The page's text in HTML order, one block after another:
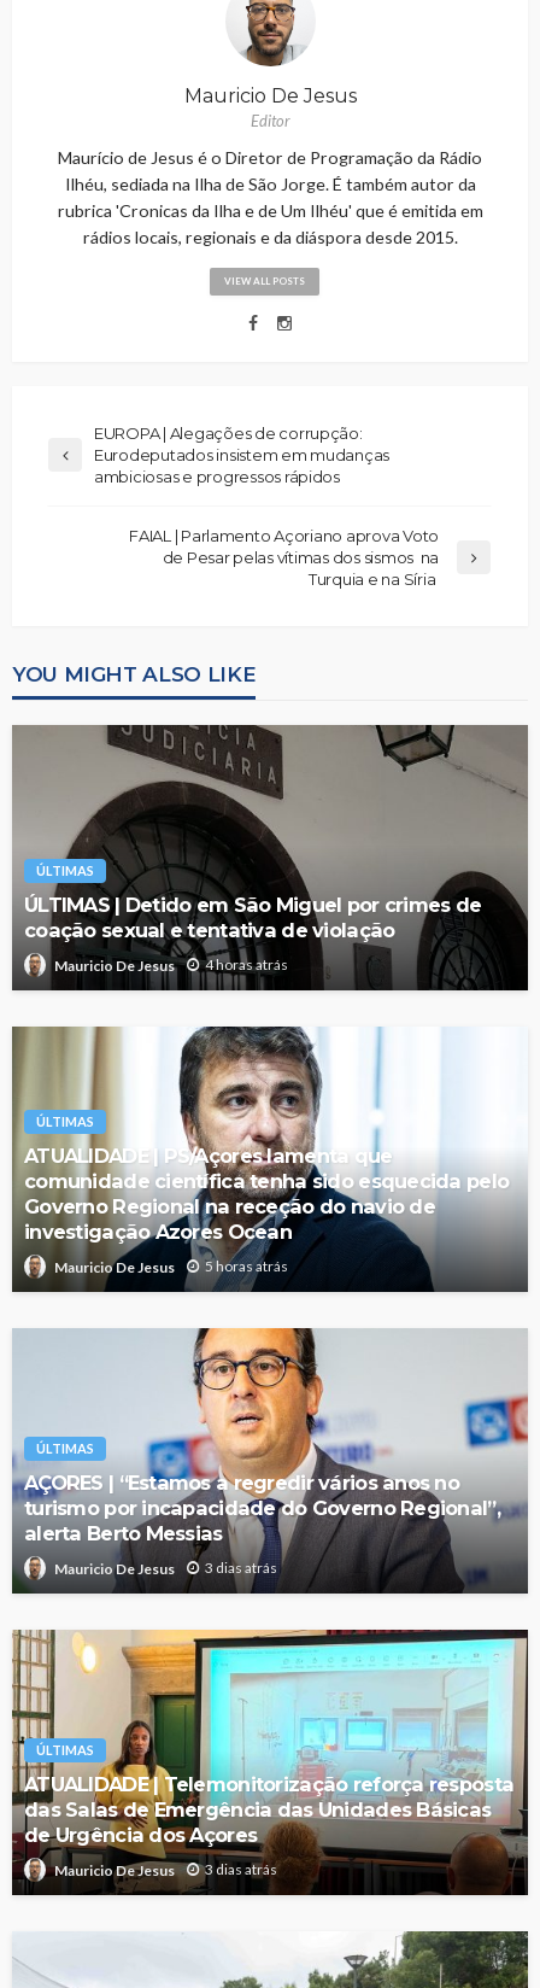
Mauricio De Jesus
Editor
Maurício de Jesus é o Diretor de Programação da Rádio
Ilhéu, sediada na Ilha de São Jorge. É também autor da
rubrica 'Cronicas da Ilha e de Um Ilhéu' que é emitida em
rádios locais, regionais e da diáspora desde 2015.
VIEW ALL POSTS
EUROPA | Alegações de corrupção:
Eurodeputados insistem em mudanças
ambiciosas e progressos rápidos
FAIAL | Parlamento Açoriano aprova Voto
de Pesar pelas vítimas dos sismos na
Turquia e na Síria
YOU MIGHT ALSO LIKE
ÚLTIMAS
ÚLTIMAS | Detido em São Miguel por crimes de
coação sexual e tentativa de violação
Mauricio De Jesus 4 horas atrás
ÚLTIMAS
ATUALIDADE | PS/Açores lamenta que
comunidade científica tenha sido esquecida pelo
Governo Regional na receção do navio de
investigação Azores Ocean
Mauricio De Jesus 5 horas atrás
ÚLTIMAS
AÇORES | “Estamos a regredir vários anos no
turismo por incapacidade do Governo Regional”,
alerta Berto Messias
Mauricio De Jesus 3 dias atrás
ÚLTIMAS
ATUALIDADE | Telemonitorização reforça resposta
das Salas de Emergência das Unidades Básicas
de Urgência dos Açores
Mauricio De Jesus 3 dias atrás